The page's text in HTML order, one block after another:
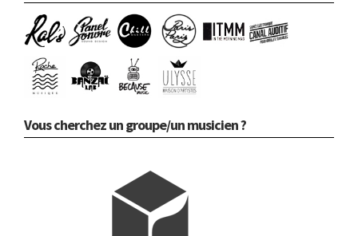
Vous cherchez un groupe/un musicien ?